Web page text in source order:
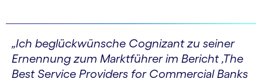
„Ich beglückwünsche Cognizant zu seiner
Ernennung zum Marktführer im Bericht ‚The
Best Service Providers for Commercial Banks